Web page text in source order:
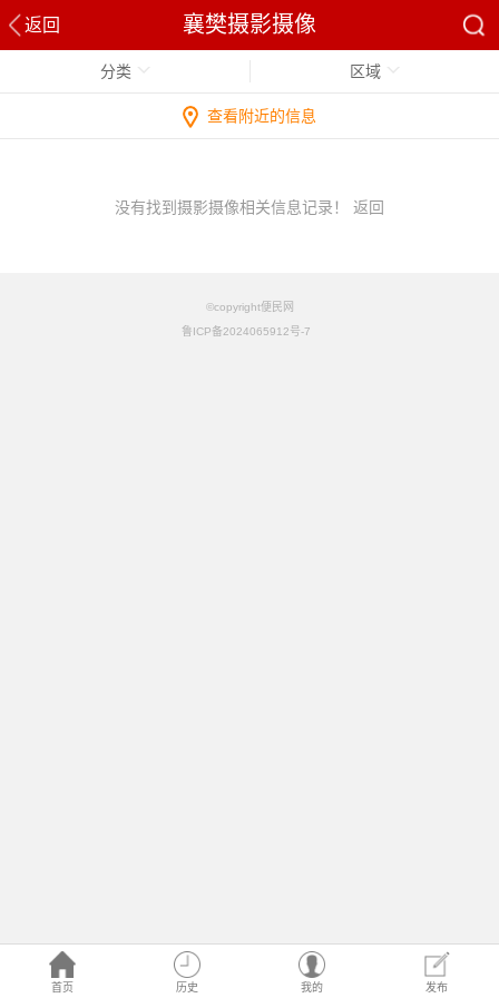
返回 襄樊摄影摄像
首页 历史 我的 发布
分类 区域
查看附近的信息
没有找到摄影摄像相关信息记录！ 返回
©copyright便民网
鲁ICP备2024065912号-7